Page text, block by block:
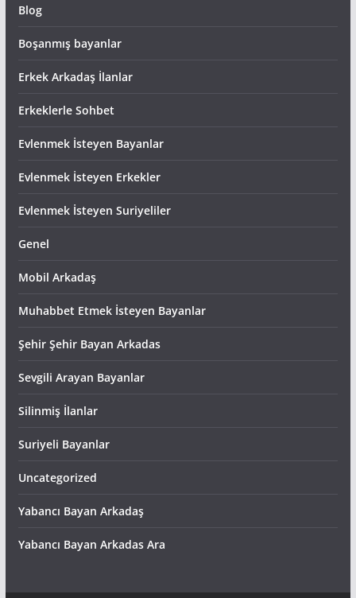
Blog
Boşanmış bayanlar
Erkek Arkadaş İlanlar
Erkeklerle Sohbet
Evlenmek İsteyen Bayanlar
Evlenmek İsteyen Erkekler
Evlenmek İsteyen Suriyeliler
Genel
Mobil Arkadaş
Muhabbet Etmek İsteyen Bayanlar
Şehir Şehir Bayan Arkadas
Sevgili Arayan Bayanlar
Silinmiş İlanlar
Suriyeli Bayanlar
Uncategorized
Yabancı Bayan Arkadaş
Yabancı Bayan Arkadas Ara